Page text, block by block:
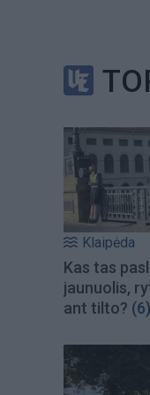
Klaipėda
Kas tas
jaunuolis,
ant tilto? (6)